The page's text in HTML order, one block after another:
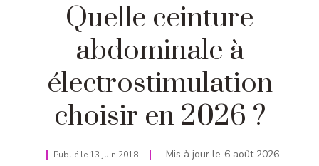
Quelle ceinture
abdominale à
électrostimulation
choisir en 2026 ?
Publié le 13 juin 2018 Mis à jour le 6 août 2026